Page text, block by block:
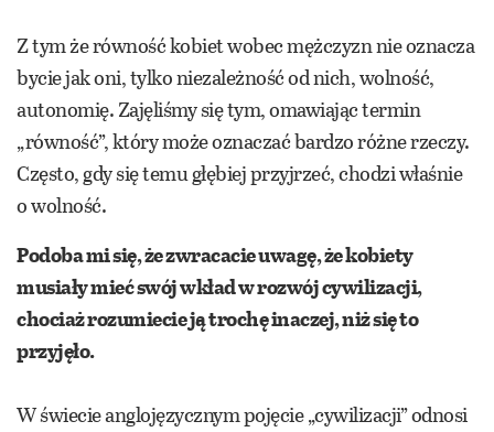
Z tym że równość kobiet wobec mężczyzn nie oznacza
bycie jak oni, tylko niezależność od nich, wolność,
autonomię. Zajęliśmy się tym, omawiając termin
„równość”, który może oznaczać bardzo różne rzeczy.
Często, gdy się temu głębiej przyjrzeć, chodzi właśnie
o wolność.
Podoba mi się, że zwracacie uwagę, że kobiety
musiały mieć swój wkład w rozwój cywilizacji,
chociaż rozumiecie ją trochę inaczej, niż się to
przyjęło.
W świecie anglojęzycznym pojęcie „cywilizacji” odnosi